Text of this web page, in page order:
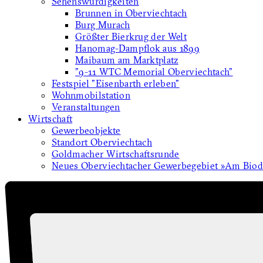
Brunnen in Oberviechtach
Burg Murach
Größter Bierkrug der Welt
Hanomag-Dampflok aus 1899
Maibaum am Marktplatz
"9-11 WTC Memorial Oberviechtach"
Festspiel "Eisenbarth erleben"
Wohnmobilstation
Veranstaltungen
Wirtschaft
Gewerbeobjekte
Standort Oberviechtach
Goldmacher Wirtschaftsrunde
Neues Oberviechtacher Gewerbegebiet »Am